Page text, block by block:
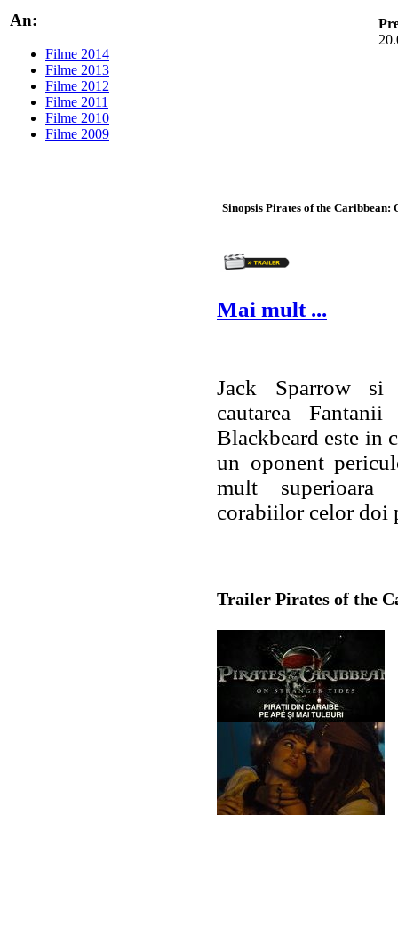
An:
Filme 2014
Filme 2013
Filme 2012
Filme 2011
Filme 2010
Filme 2009
Sinopsis Pirates of the Caribbean:
Mai mult ...
Jack Sparrow si
cautarea
Blackbeard este in
un oponent
mult
corabiilor celor doi
Trailer Pirates of the